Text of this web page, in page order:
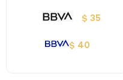
$ 35
$ 40